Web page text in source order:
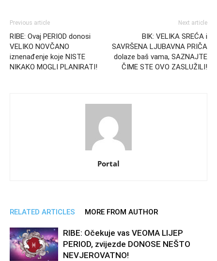
Previous article
RIBE: Ovaj PERIOD donosi
VELIKO NOVČANO
iznenađenje koje NISTE
NIKAKO MOGLI PLANIRATI!
Next article
BIK: VELIKA SREĆA i
SAVRŠENA LJUBAVNA PRIČA
dolaze baš vama, SAZNAJTE
ČIME STE OVO ZASLUŽILI!
Portal
RELATED ARTICLES MORE FROM AUTHOR
RIBE: Očekuje vas VEOMA LIJEP
PERIOD, zvijezde DONOSE NEŠTO
NEVJEROVATNO!